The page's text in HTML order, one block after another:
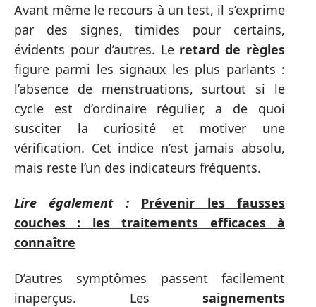
Avant même le recours à un test, il s’exprime
par des signes, timides pour certains,
évidents pour d’autres. Le retard de règles
figure parmi les signaux les plus parlants :
l’absence de menstruations, surtout si le
cycle est d’ordinaire régulier, a de quoi
susciter la curiosité et motiver une
vérification. Cet indice n’est jamais absolu,
mais reste l’un des indicateurs fréquents.
Lire également :
Prévenir les fausses
couches : les traitements efficaces à
connaître
D’autres symptômes passent facilement
inaperçus. Les saignements